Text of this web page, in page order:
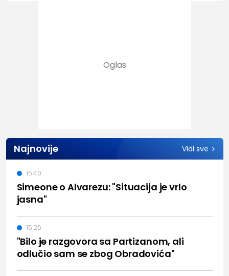
Najnovije Vidi sve
Simeone o Alvarezu: "Situacija je vrlo
jasna"
15:40
"Bilo je razgovora sa Partizanom, ali
odlučio sam se zbog Obradovića"
15:25